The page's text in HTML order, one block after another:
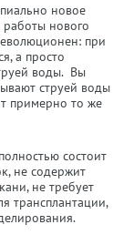
новое
нового
при
а просто
воды. Вы
струей воды
примерно то же
состоит
не содержит
не требует
трансплантации,